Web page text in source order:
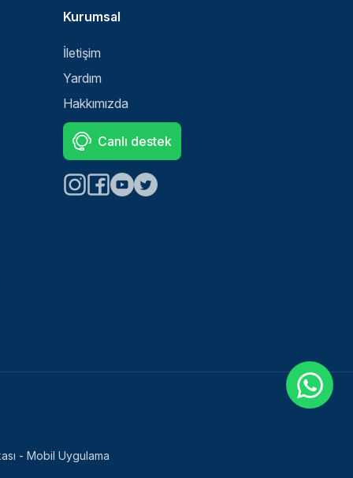
Kurumsal
İletişim
Yardım
Hakkımızda
Canlı destek
- Mobil Uygulama